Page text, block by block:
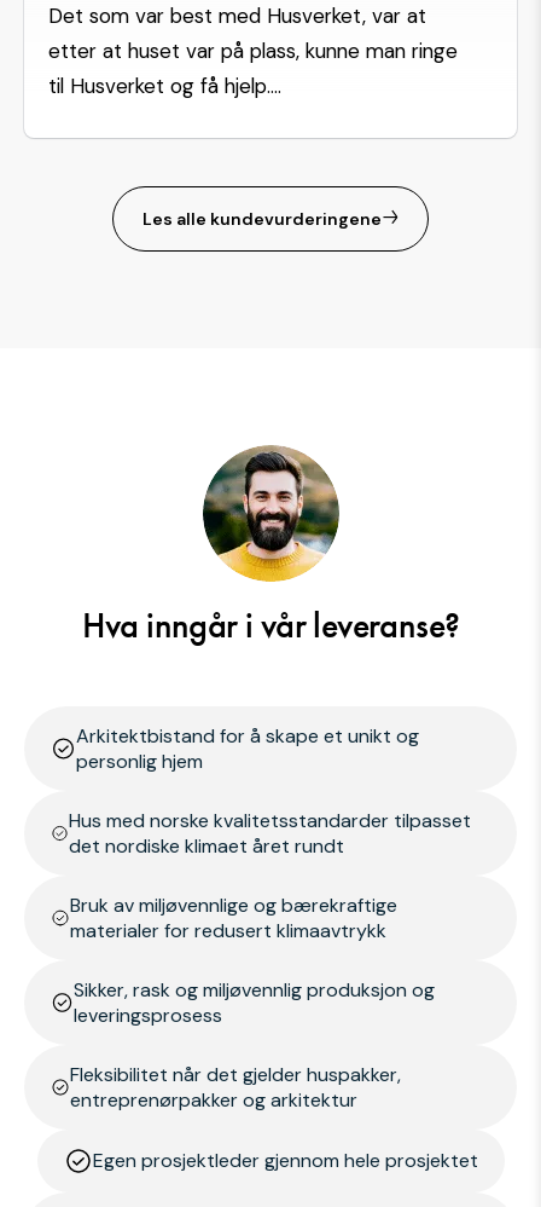
Det som var best med Husverket, var at
etter at huset var på plass, kunne man ringe
til Husverket og få hjelp....
Les alle kundevurderingene
Hva inngår i vår leveranse?
Arkitektbistand for å skape et unikt og
personlig hjem
Hus med norske kvalitetsstandarder tilpasset
det nordiske klimaet året rundt
Bruk av miljøvennlige og bærekraftige
materialer for redusert klimaavtrykk
Sikker, rask og miljøvennlig produksjon og
leveringsprosess
Fleksibilitet når det gjelder huspakker,
entreprenørpakker og arkitektur
Egen prosjektleder gjennom hele prosjektet